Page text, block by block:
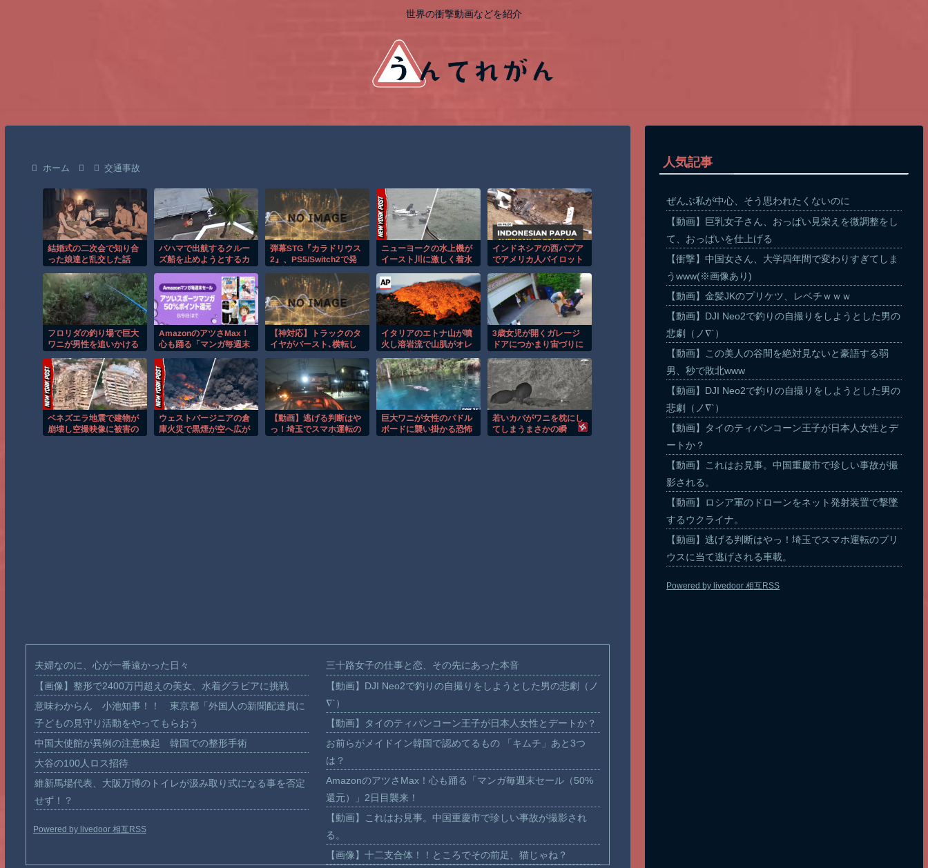
世界の衝撃動画などを紹介
ホーム 交通事故
結婚式の二次会で知り合
った娘達と乱交した話
バハマで出航するクルー
ズ船を止めようとするカ
弾幕STG『カラドリウス
2』、PS5/Switch2で発
ニューヨークの水上機が
イースト川に激しく着水
インドネシアの西パプア
でアメリカ人パイロット
フロリダの釣り場で巨大
ワニが男性を追いかける
AmazonのアツさMax！
心も踊る「マンガ毎週末
日目襲来！
【神対応】トラックのタ
イヤがバースト､横転し
ック運転手が命懸けで救
った！
イタリアのエトナ山が噴
火し溶岩流で山肌がオレ
3歳女児が開くガレージ
ドアにつかまり宙づりに
ベネズエラ地震で建物が
崩壊し空撮映像に被害の
ウェストバージニアの倉
庫火災で黒煙が空へ広が
【動画】逃げる判断はや
っ！埼玉でスマホ運転の
巨大ワニが女性のパドル
ボードに襲い掛かる恐怖
若いカバがワニを枕にし
てしまうまさかの瞬
夫婦なのに、心が一番遠かった日々
【画像】整形で2400万円超えの美女、水着グラビアに挑戦
意味わからん 小池知事！！ 東京都「外国人の新聞配達員に
子どもの見守り活動をやってもらおう
中国大使館が異例の注意喚起 韓国での整形手術
大谷の100人ロス招待
維新馬場代表、大阪万博のトイレが汲み取り式になる事を否定
せず！？
Powered by livedoor 相互RSS
三十路女子の仕事と恋、その先にあった本音
【動画】DJI Neo2で釣りの自撮りをしようとした男の悲劇（ノ
∇`）
【動画】タイのティパンコーン王子が日本人女性とデートか？
お前らがメイドイン韓国で認めてるもの 「キムチ」あと3つ
は？
AmazonのアツさMax！心も踊る「マンガ毎週末セール（50%
還元）」2日目襲来！
【動画】これはお見事。中国重慶市で珍しい事故が撮影され
る。
【画像】十二支合体！！ところでその前足、猫じゃね？
人気記事
ぜんぶ私が中心、そう思われたくないのに
【動画】巨乳女子さん、おっぱい見栄えを微調整をし
て、おっぱいを仕上げる
【衝撃】中国女さん、大学四年間で変わりすぎてしま
うwww(※画像あり)
【動画】金髪JKのプリケツ、レベチｗｗｗ
【動画】DJI Neo2で釣りの自撮りをしようとした男の
悲劇（ノ∇`）
【動画】この美人の谷間を絶対見ないと豪語する弱
男、秒で敗北www
【動画】DJI Neo2で釣りの自撮りをしようとした男の
悲劇（ノ∇`）
【動画】タイのティパンコーン王子が日本人女性とデ
ートか？
【動画】これはお見事。中国重慶市で珍しい事故が撮
影される。
【動画】ロシア軍のドローンをネット発射装置で撃墜
するウクライナ。
【動画】逃げる判断はやっ！埼玉でスマホ運転のプリ
ウスに当て逃げされる車載。
Powered by livedoor 相互RSS